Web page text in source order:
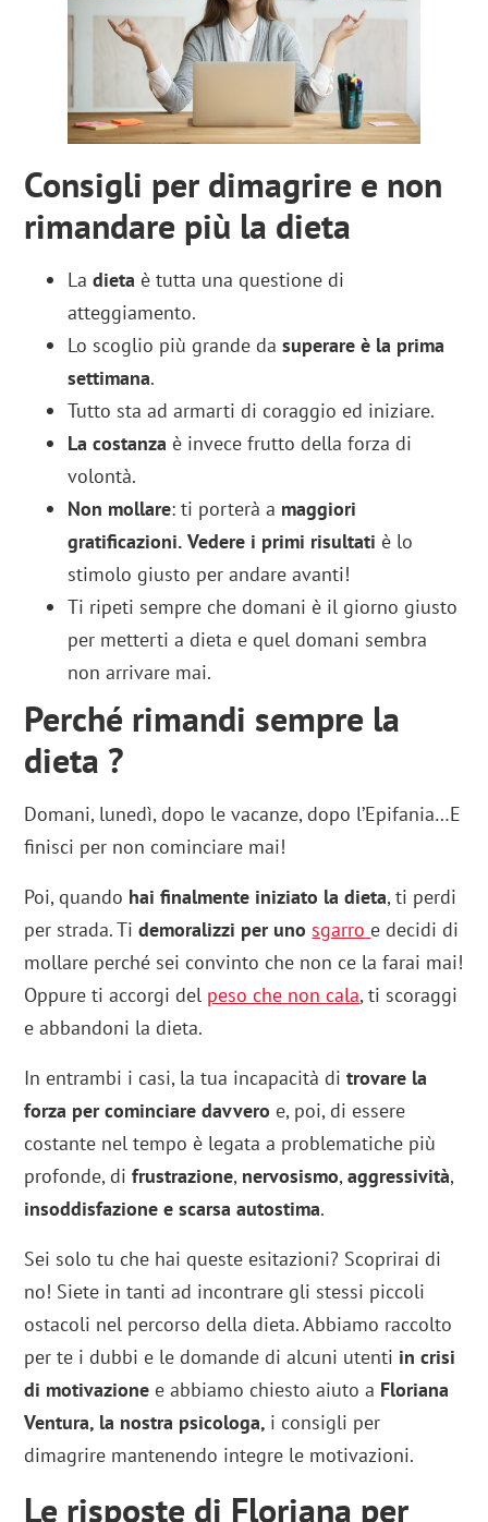
Consigli per dimagrire e non
rimandare più la dieta
La dieta è tutta una questione di
atteggiamento.
Lo scoglio più grande dasuperare è la prima
settimana.
Tutto sta ad armarti di coraggio ed iniziare.
La costanza è invece frutto della forza di
volontà.
Non mollare: ti porterà a maggiori
gratificazioni. Vedere i primi risultati è lo
stimolo giusto per andare avanti!
Ti ripeti sempre che domani è il giorno giusto
per metterti a dieta e quel domani sembra
non arrivare mai.
Perché rimandi sempre la
dieta ?
Domani, lunedì, dopo le vacanze, dopo l’Epifania…E
finisci per non cominciare mai!
Poi, quando hai finalmente iniziato la dieta, ti perdi
per strada. Tidemoralizzi per uno sgarro e decidi di
mollare perché sei convinto che non ce la farai mai!
Oppure ti accorgi del peso che non cala, ti scoraggi
e abbandoni la dieta.
In entrambi i casi, la tua incapacità di trovare la
forza per cominciare davvero e, poi, di essere
costante nel tempo è legata a problematiche più
profonde, difrustrazione, nervosismo,aggressività,
insoddisfazione e scarsa autostima.
Sei solo tu che hai queste esitazioni? Scoprirai di
no! Siete in tanti ad incontrare gli stessi piccoli
ostacoli nel percorso della dieta. Abbiamo raccolto
per te i dubbi e le domande di alcuni utenti in crisi
di motivazione e abbiamo chiesto aiuto a Floriana
Ventura, la nostra psicologa, i consigli per
dimagrire mantenendo integre le motivazioni.
Le risposte di Floriana per